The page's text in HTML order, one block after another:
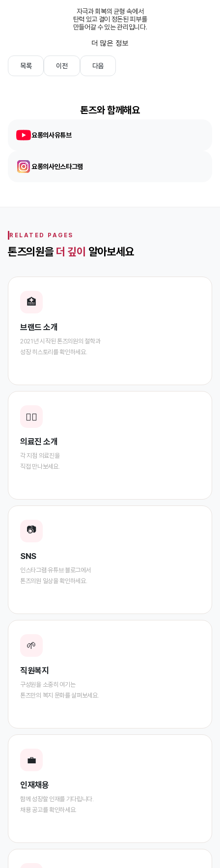
자극과 회복의 균형 속에서
탄력 있고 결이 정돈된 피부를
만들어갈 수 있는 관리입니다.
더 많은 정보
목록 이전 다음
톤즈와 함께해요
요롱의사유튜브
요롱의사인스타그램
RELATED PAGES
톤즈의원을 더 깊이 알아보세요
🏥
브랜드 소개
2021년 시작된 톤즈의원의 철학과
성장 히스토리를 확인하세요.
👨‍⚕️
의료진 소개
각 지점 의료진을
직접 만나보세요.
📷
SNS
인스타그램·유튜브·블로그에서
톤즈의원 일상을 확인하세요.
🌱
직원복지
구성원을 소중히 여기는
톤즈만의 복지 문화를 살펴보세요.
💼
인재채용
함께 성장할 인재를 기다립니다.
채용 공고를 확인하세요.